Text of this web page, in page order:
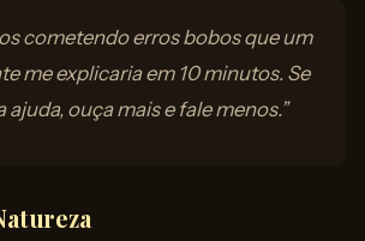
cometendo erros bobos que um
me explicaria em 10 minutos. Se
ajuda, ouça mais e fale menos.”